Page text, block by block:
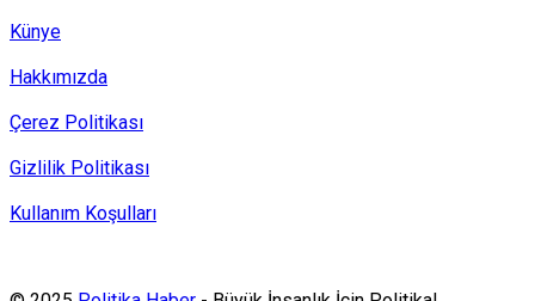
Künye
Hakkımızda
Çerez Politikası
Gizlilik Politikası
Kullanım Koşulları